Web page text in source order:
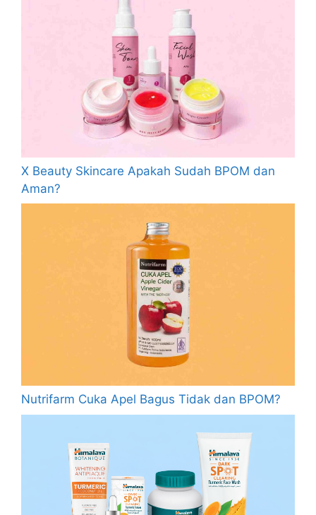
X Beauty Skincare Apakah Sudah BPOM dan
Aman?
Nutrifarm Cuka Apel Bagus Tidak dan BPOM?